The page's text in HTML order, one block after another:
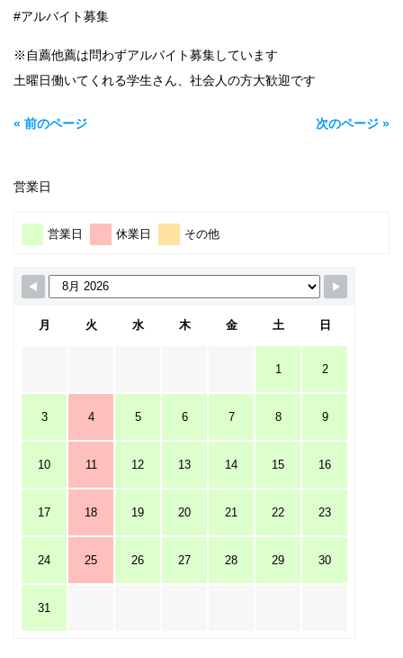
#アルバイト募集
※自薦他薦は問わずアルバイト募集しています
土曜日働いてくれる学生さん、社会人の方大歓迎です
« 前のページ 次のページ »
営業日
営業日 休業日 その他
月 火 水 木 金 土 日
1 2
3 4 5 6 7 8 9
10 11 12 13 14 15 16
17 18 19 20 21 22 23
24 25 26 27 28 29 30
31